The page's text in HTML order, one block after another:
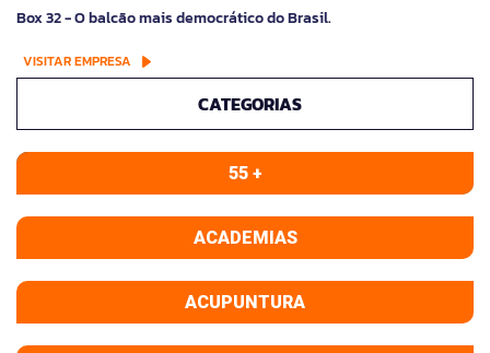
Box 32 - O balcão mais democrático do Brasil.
VISITAR EMPRESA
CATEGORIAS
55 +
ACADEMIAS
ACUPUNTURA